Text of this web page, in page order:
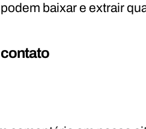
baixar e extrair